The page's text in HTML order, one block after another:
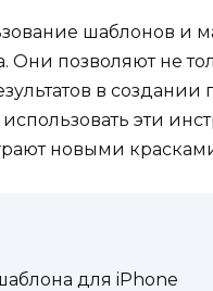
шаблонов и
Они позволяют не
в
эти
новыми
для iPhone